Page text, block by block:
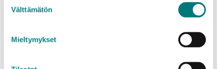
valinta
Välttämätön
Mieltymykset
suurkuormat)